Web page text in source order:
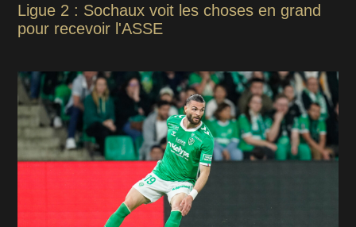
Ligue 2 : Sochaux voit les choses en grand
pour recevoir l'ASSE